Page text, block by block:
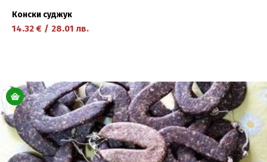
Конски суджук
14.32 € / 28.01 лв.
научете повече